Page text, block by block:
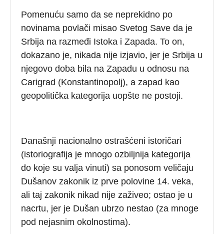
Pomenuću samo da se neprekidno po
novinama povlači misao Svetog Save da je
Srbija na razmeđi Istoka i Zapada. To on,
dokazano je, nikada nije izjavio, jer je Srbija u
njegovo doba bila na Zapadu u odnosu na
Carigrad (Konstantinopolj), a zapad kao
geopolitička kategorija uopšte ne postoji.
Današnji nacionalno ostrašćeni istoričari
(istoriografija je mnogo ozbiljnija kategorija
do koje su valja vinuti) sa ponosom veličaju
Dušanov zakonik iz prve polovine 14. veka,
ali taj zakonik nikad nije zaživeo; ostao je u
nacrtu, jer je Dušan ubrzo nestao (za mnoge
pod nejasnim okolnostima).